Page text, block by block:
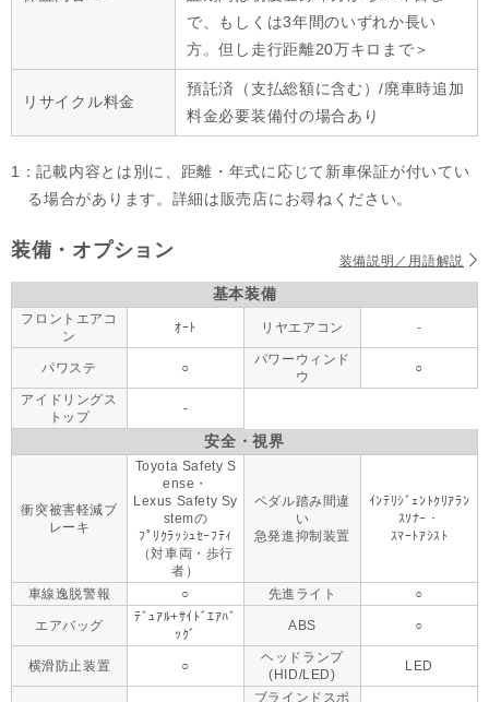
で、もしくは3年間のいずれか長い
方。但し走行距離20万キロまで＞
リサイクル料金
預託済（支払総額に含む）/廃車時追加
料金必要装備付の場合あり
1：記載内容とは別に、距離・年式に応じて新車保証が付いてい
る場合があります。詳細は販売店にお尋ねください。
装備・オプション 装備説明／用語解説
基本装備
フロントエアコ
ン
ｵｰﾄ リヤエアコン -
パワステ ○
パワーウィンド
ウ
○
アイドリングス
トップ
-
安全・視界
衝突被害軽減ブ
レーキ
Toyota Safety S
ense・
Lexus Safety Sy
stemの
ﾌﾟﾘｸﾗｯｼｭｾｰﾌﾃｨ
（対車両・歩行
者）
ペダル踏み間違
い
急発進抑制装置
ｲﾝﾃﾘｼﾞｪﾝﾄｸﾘｱﾗﾝ
ｽｿﾅｰ・
ｽﾏｰﾄｱｼｽﾄ
車線逸脱警報 ○ 先進ライト ○
エアバッグ
ﾃﾞｭｱﾙ+ｻｲﾄﾞｴｱﾊﾞ
ｯｸﾞ
ABS ○
横滑防止装置 ○
ヘッドランプ
(HID/LED)
LED
ブラインドスポ